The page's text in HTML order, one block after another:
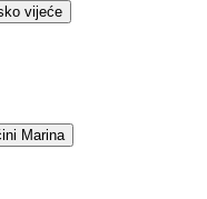
vijeće
Marina